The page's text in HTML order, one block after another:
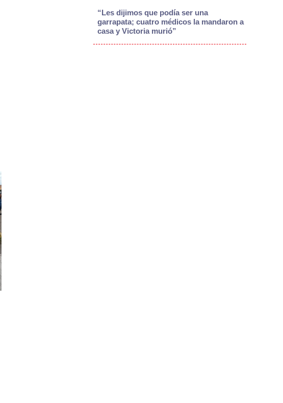
“Les dijimos que podía ser una
garrapata; cuatro médicos la mandaron a
casa y Victoria murió”